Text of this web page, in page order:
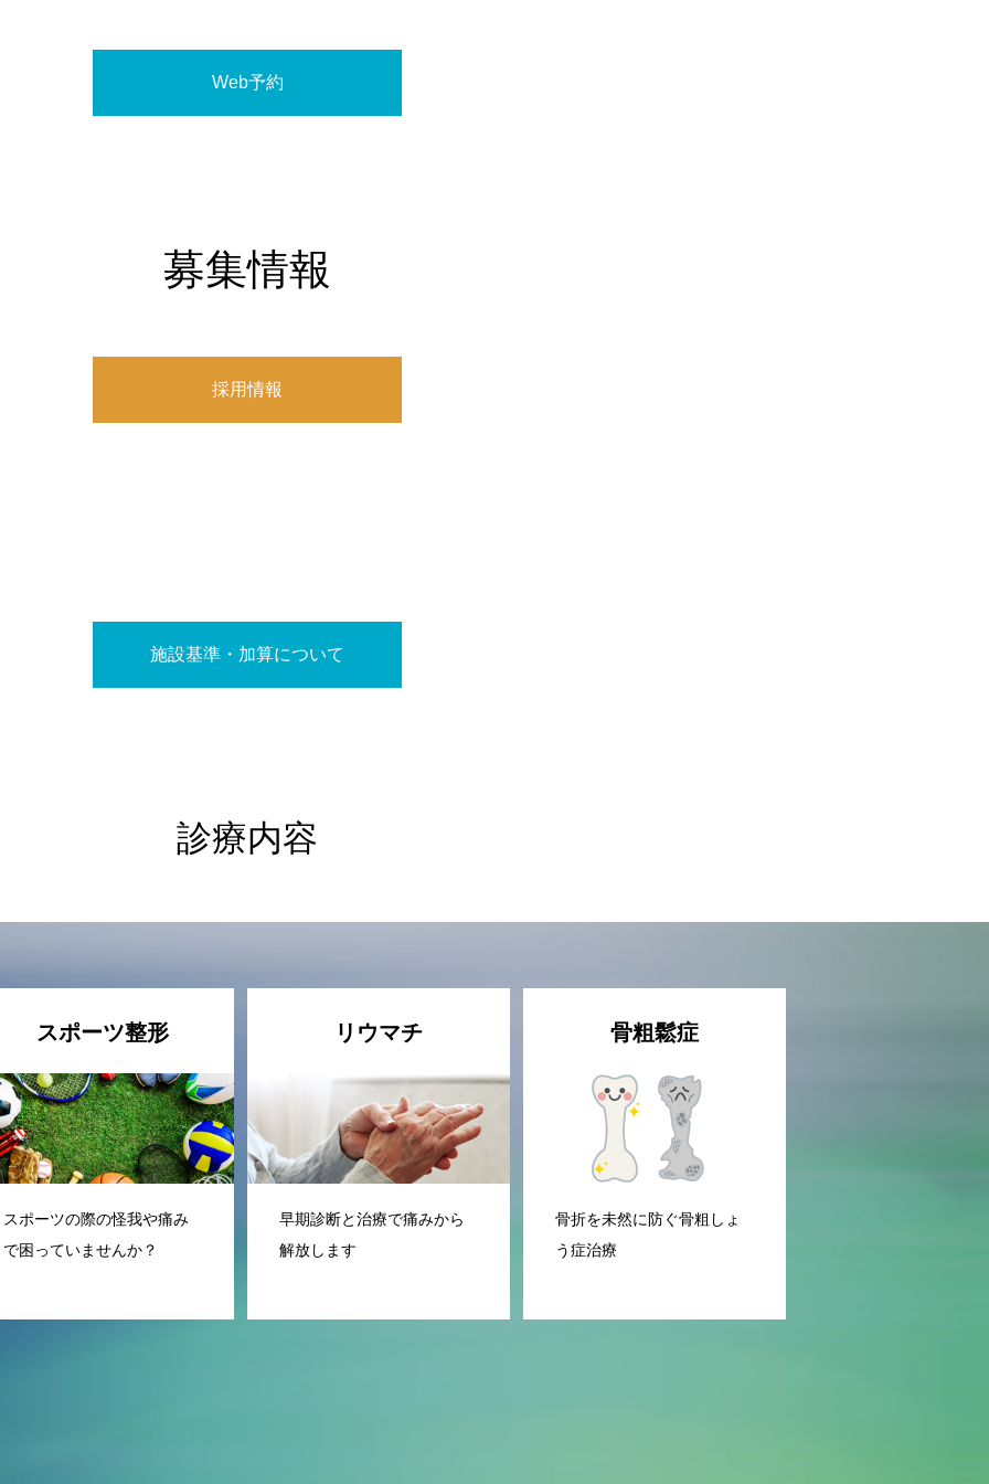
Web予約
募集情報
採用情報
施設基準・加算について
診療内容
スポーツ整形
スポーツの際の怪我や痛み
で困っていませんか？
リウマチ
早期診断と治療で痛みから
解放します
骨粗鬆症
骨折を未然に防ぐ骨粗しょ
う症治療